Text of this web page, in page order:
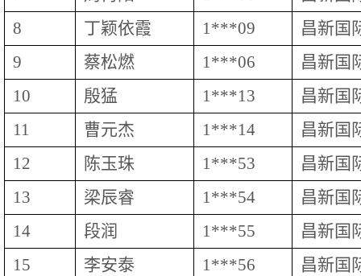
8
丁颖依霞 1***09
昌新国
9
蔡松燃 1***06
昌新国
10
殷猛 1***13
昌新国
11
曹元杰 1***14
昌新国
12
陈玉珠 1***53
昌新国
13
梁辰睿 1***54
昌新国
14
段润 1***55
昌新国
15
李安泰 1***56
昌新国